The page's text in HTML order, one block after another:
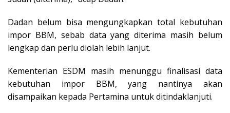
Dadan belum bisa mengungkapkan total kebutuhan
impor BBM, sebab data yang diterima masih belum
lengkap dan perlu diolah lebih lanjut.
Kementerian ESDM masih menunggu finalisasi data
kebutuhan impor BBM, yang nantinya akan
disampaikan kepada Pertamina untuk ditindaklanjuti.